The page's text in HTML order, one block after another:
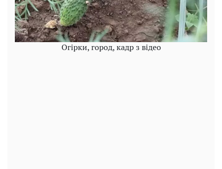
Огірки, город, кадр з відео